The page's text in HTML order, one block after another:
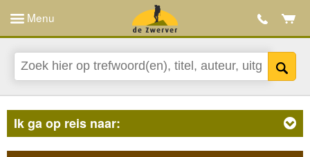
Menu
Ik ga op reis naar: